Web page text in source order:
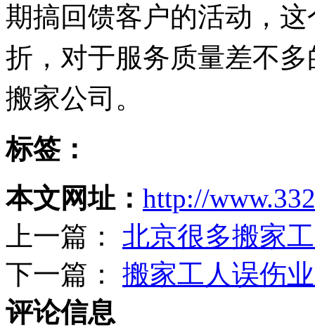
期搞回馈客户的活动，
折，对于服务质量差不
搬家公司。
标签：
本文网址： http://
上一篇： 北京很多搬家
下一篇： 搬家工人误伤
评论信息